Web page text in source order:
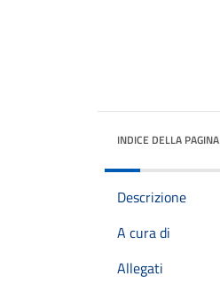
INDICE DELLA PAGINA
Descrizione
A cura di
Allegati